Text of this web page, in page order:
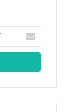
آدرس
ایمیل
خود
وارد